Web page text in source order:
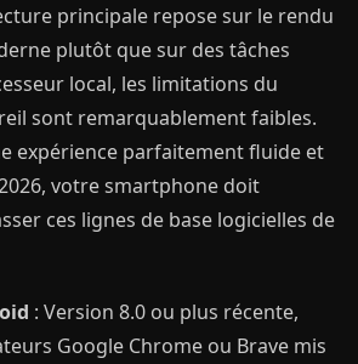
principale repose sur le rendu
plutôt que sur des tâches
local, les limitations du
sont remarquablement faibles.
expérience parfaitement fluide et
votre smartphone doit
ces lignes de base logicielles de
: Version 8.0 ou plus récente,
Google Chrome ou Brave mis